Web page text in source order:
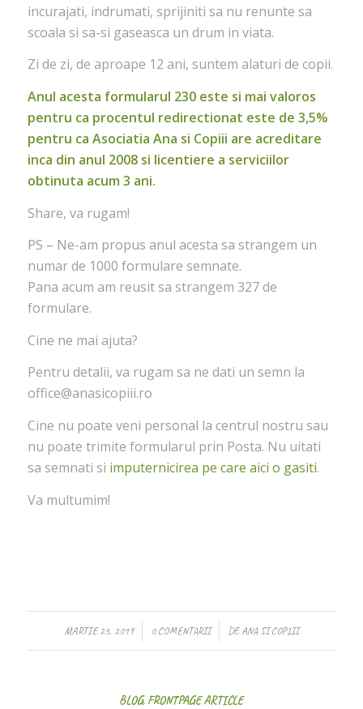
incurajati, indrumati, sprijiniti sa nu renunte sa
scoala si sa-si gaseasca un drum in viata.
Zi de zi, de aproape 12 ani, suntem alaturi de copii.
Anul acesta formularul 230 este si mai valoros
pentru ca procentul redirectionat este de 3,5%
pentru ca Asociatia Ana si Copiii are acreditare
inca din anul 2008 si licentiere a serviciilor
obtinuta acum 3 ani.
Share, va rugam!
PS – Ne-am propus anul acesta sa strangem un
numar de 1000 formulare semnate.
Pana acum am reusit sa strangem 327 de
formulare.
Cine ne mai ajuta?
Pentru detalii, va rugam sa ne dati un semn la
office@anasicopiii.ro
Cine nu poate veni personal la centrul nostru sau
nu poate trimite formularul prin Posta. Nu uitati
sa semnati si imputernicirea pe care aici o gasiti.
Va multumim!
MARTIE 23, 2019
/ 0 COMENTARII
/ DEANA SI COPIII
BLOG, FRONTPAGE ARTICLE